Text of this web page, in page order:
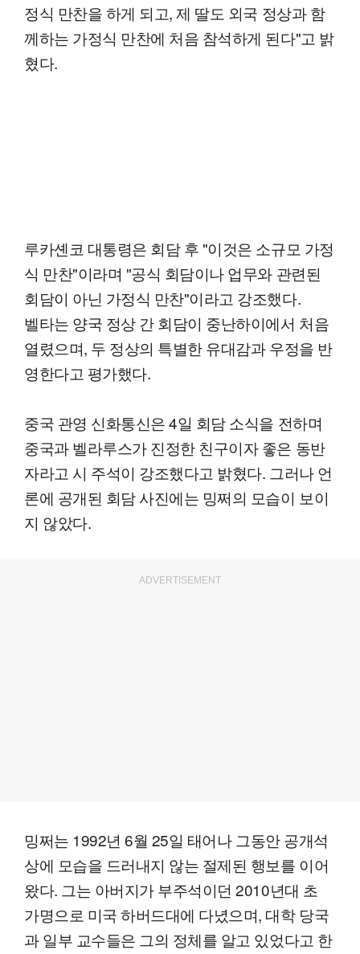
정식 만찬을 하게 되고, 제 딸도 외국 정상과 함
께하는 가정식 만찬에 처음 참석하게 된다"고 밝
혔다.
루카셴코 대통령은 회담 후 "이것은 소규모 가정
식 만찬"이라며 "공식 회담이나 업무와 관련된
회담이 아닌 가정식 만찬"이라고 강조했다.
벨타는 양국 정상 간 회담이 중난하이에서 처음
열렸으며, 두 정상의 특별한 유대감과 우정을 반
영한다고 평가했다.
중국 관영 신화통신은 4일 회담 소식을 전하며
중국과 벨라루스가 진정한 친구이자 좋은 동반
자라고 시 주석이 강조했다고 밝혔다. 그러나 언
론에 공개된 회담 사진에는 밍쩌의 모습이 보이
지 않았다.
ADVERTISEMENT
밍쩌는 1992년 6월 25일 태어나 그동안 공개석
상에 모습을 드러내지 않는 절제된 행보를 이어
왔다. 그는 아버지가 부주석이던 2010년대 초
가명으로 미국 하버드대에 다녔으며, 대학 당국
과 일부 교수들은 그의 정체를 알고 있었다고 한